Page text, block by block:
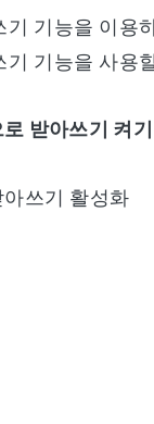
기능을 이용
기능을 사용
받아쓰기 켜기
쓰기 활성화